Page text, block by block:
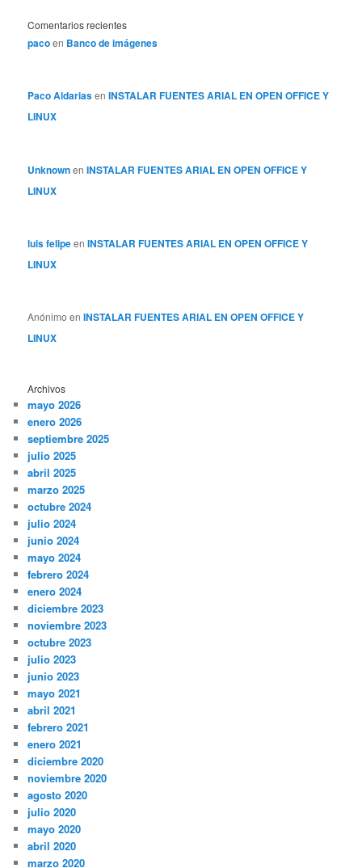
Comentarios recientes
pacoen Banco de imágenes
Paco AldariasenINSTALAR FUENTES ARIAL EN OPEN OFFICE Y
LINUX
UnknownenINSTALAR FUENTES ARIAL EN OPEN OFFICE Y
LINUX
luis felipeenINSTALAR FUENTES ARIAL EN OPEN OFFICE Y
LINUX
Anónimo enINSTALAR FUENTES ARIAL EN OPEN OFFICE Y
LINUX
Archivos
mayo 2026
enero 2026
septiembre 2025
julio 2025
abril 2025
marzo 2025
octubre 2024
julio 2024
junio 2024
mayo 2024
febrero 2024
enero 2024
diciembre 2023
noviembre 2023
octubre 2023
julio 2023
junio 2023
mayo 2021
abril 2021
febrero 2021
enero 2021
diciembre 2020
noviembre 2020
agosto 2020
julio 2020
mayo 2020
abril 2020
marzo 2020